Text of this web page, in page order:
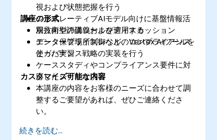
視および状態把握を行う
ジェネレーティブAIモデル向けに基盤情報活
用技術や評価ツールを適用する
データ保管場所制御など、コンプライアンス
とガバナンス戦略の実装を行う
講座の形式
双方向型の講義およびディスカッション
エンタープライズレベルのVertex AIツールを
使った実習
ケーススタディやコンプライアンス要件に対
応したシナリオ演習
カスタマイズ可能な内容
本講座の内容をお客様のニーズに合わせて調
整するご要望があれば、ぜひご連絡くださ
い。
続きを読む...